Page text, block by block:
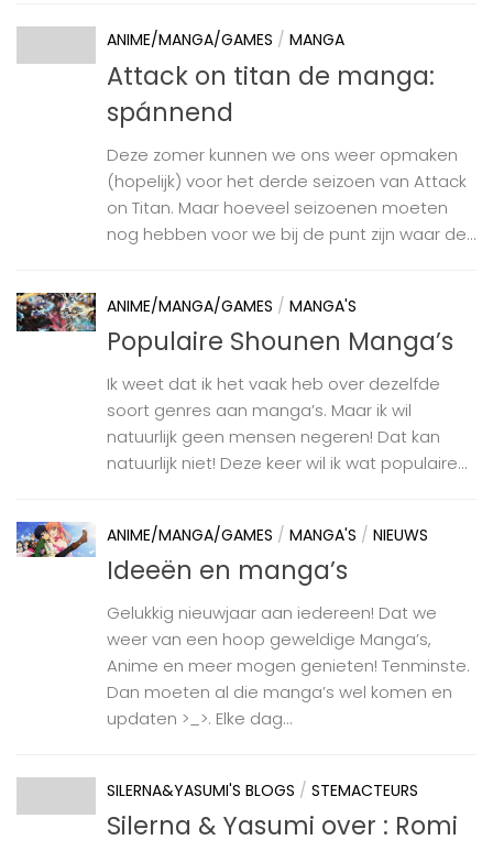
ANIME/MANGA/GAMES / MANGA
Attack on titan de manga:
spánnend
Deze zomer kunnen we ons weer opmaken
(hopelijk) voor het derde seizoen van Attack
on Titan. Maar hoeveel seizoenen moeten
nog hebben voor we bij de punt zijn waar de...
ANIME/MANGA/GAMES / MANGA'S
Populaire Shounen Manga’s
Ik weet dat ik het vaak heb over dezelfde
soort genres aan manga’s. Maar ik wil
natuurlijk geen mensen negeren! Dat kan
natuurlijk niet! Deze keer wil ik wat populaire...
ANIME/MANGA/GAMES / MANGA'S / NIEUWS
Ideeën en manga’s
Gelukkig nieuwjaar aan iedereen! Dat we
weer van een hoop geweldige Manga’s,
Anime en meer mogen genieten! Tenminste.
Dan moeten al die manga’s wel komen en
updaten >_>. Elke dag...
SILERNA&YASUMI'S BLOGS / STEMACTEURS
Silerna & Yasumi over : Romi